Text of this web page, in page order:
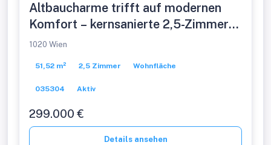
Altbaucharme trifft auf modernen
Komfort – kernsanierte 2,5-Zimmer-
Wohnung
1020 Wien
51,52 m² 2,5 Zimmer Wohnfläche
035304 Aktiv
299.000 €
Details ansehen